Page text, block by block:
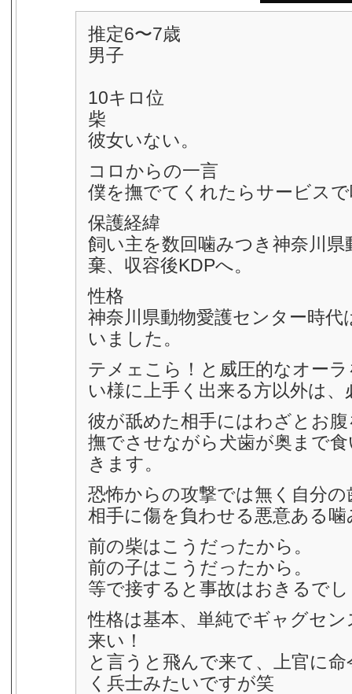
推定6〜7歳
男子
10キロ位
柴
彼女いない。
コロからの一言
僕を撫でてくれたらサービス
保護経緯
飼い主を数回噛みつき神奈川
棄、収容後KDPへ。
性格
神奈川県動物愛護センター時
いました。
テメェこら！と威圧的なオー
い様に上手く出来る方以外は
彼が舐めた相手にはわざとお
撫でさせながら犬歯が奥まで
きます。
恐怖からの攻撃では無く自分
相手に傷を負わせる悪意ある
前の柴はこうだったから。
前の子はこうだったから。
等で接すると事故はおきるで
性格は基本、単純でギャグセ
来い！
と言うと飛んで来て、上官に
く兵士みたいですが笑